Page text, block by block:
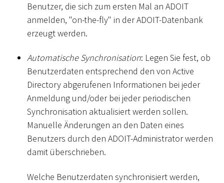
Benutzer, die sich zum ersten Mal an ADOIT
anmelden, "on-the-fly" in der ADOIT-Datenbank
erzeugt werden.
Automatische Synchronisation: Legen Sie fest, ob
Benutzerdaten entsprechend den von Active
Directory abgerufenen Informationen bei jeder
Anmeldung und/oder bei jeder periodischen
Synchronisation aktualisiert werden sollen.
Manuelle Änderungen an den Daten eines
Benutzers durch den ADOIT-Administrator werden
damit überschrieben.
Welche Benutzerdaten synchronisiert werden,